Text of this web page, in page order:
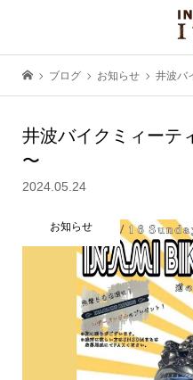
ブログ お知らせ 井波バ
井波バイクミィーテ
〜
2024.05.24
お知らせ